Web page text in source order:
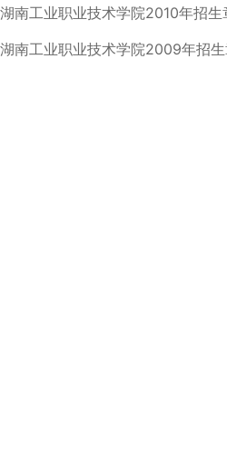
湖南工业职业技术学院2010年招生
湖南工业职业技术学院2009年招